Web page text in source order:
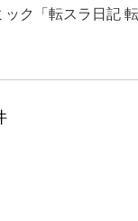
ク「転スラ日記